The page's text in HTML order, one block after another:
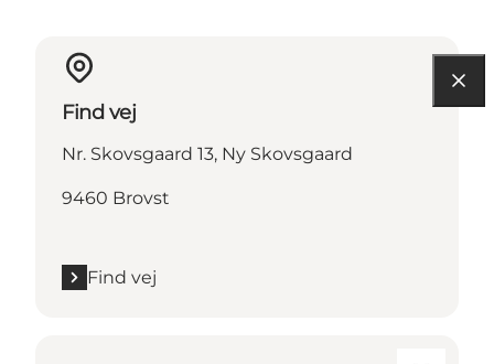
Find vej
Nr. Skovsgaard 13, Ny Skovsgaard
9460 Brovst
Find vej